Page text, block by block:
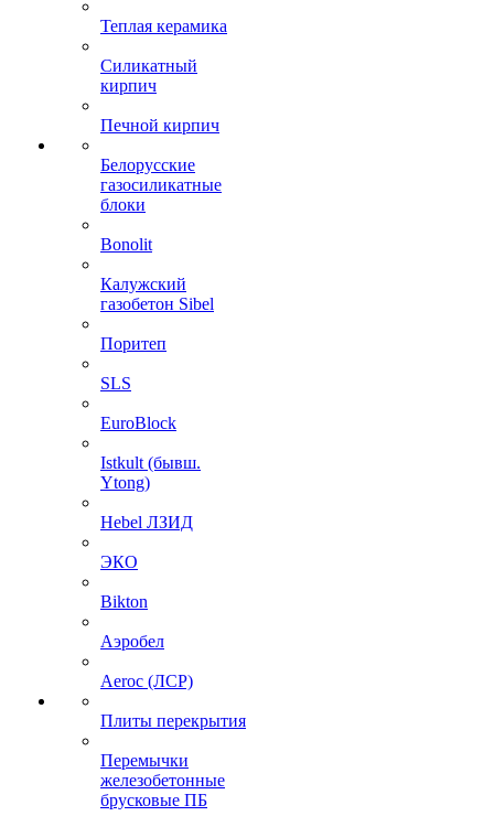
Теплая керамика
Силикатный
кирпич
Печной кирпич
Белорусские
газосиликатные
блоки
Bonolit
Калужский
газобетон Sibel
Поритеп
SLS
EuroBlock
Istkult (бывш.
Ytong)
Hebel ЛЗИД
ЭКО
Bikton
Аэробел
Aeroc (ЛСР)
Плиты перекрытия
Перемычки
железобетонные
брусковые ПБ